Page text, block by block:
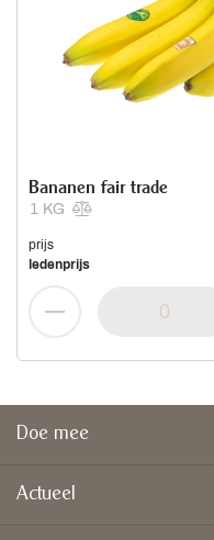
1 KG
Bananen fair trade
prijs
ledenprijs
Doe mee
Actueel